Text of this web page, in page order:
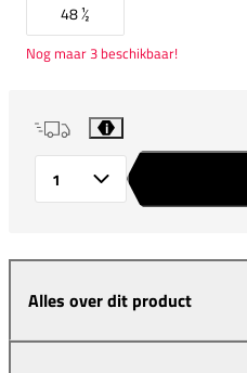
48 ½
Nog maar 3 beschikbaar!
i
Alles over dit product